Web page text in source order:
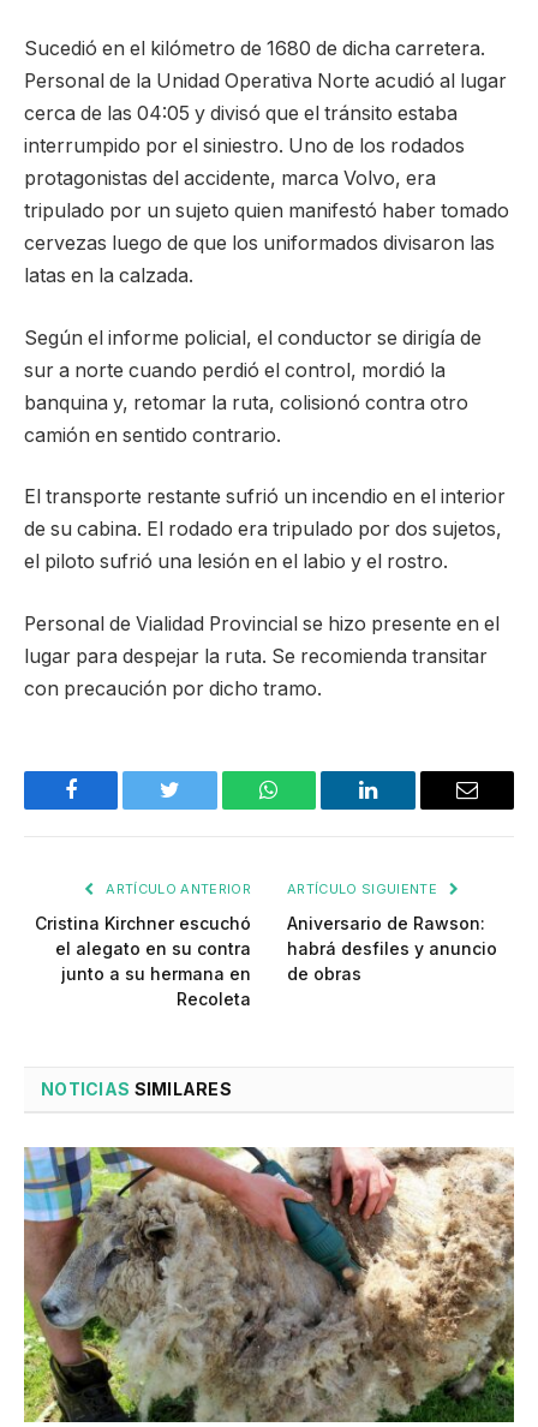
Sucedió en el kilómetro de 1680 de dicha carretera.
Personal de la Unidad Operativa Norte acudió al lugar
cerca de las 04:05 y divisó que el tránsito estaba
interrumpido por el siniestro. Uno de los rodados
protagonistas del accidente, marca Volvo, era
tripulado por un sujeto quien manifestó haber tomado
cervezas luego de que los uniformados divisaron las
latas en la calzada.
Según el informe policial, el conductor se dirigía de
sur a norte cuando perdió el control, mordió la
banquina y, retomar la ruta, colisionó contra otro
camión en sentido contrario.
El transporte restante sufrió un incendio en el interior
de su cabina. El rodado era tripulado por dos sujetos,
el piloto sufrió una lesión en el labio y el rostro.
Personal de Vialidad Provincial se hizo presente en el
lugar para despejar la ruta. Se recomienda transitar
con precaución por dicho tramo.
Facebook Twitter WhatsApp LinkedIn Email
ARTÍCULO ANTERIOR
Cristina Kirchner escuchó
el alegato en su contra
junto a su hermana en
Recoleta
ARTÍCULO SIGUIENTE
Aniversario de Rawson:
habrá desfiles y anuncio
de obras
NOTICIAS SIMILARES